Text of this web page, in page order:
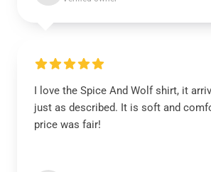
I love the Spice And Wolf shirt, it
just as described. It is soft and
price was fair!